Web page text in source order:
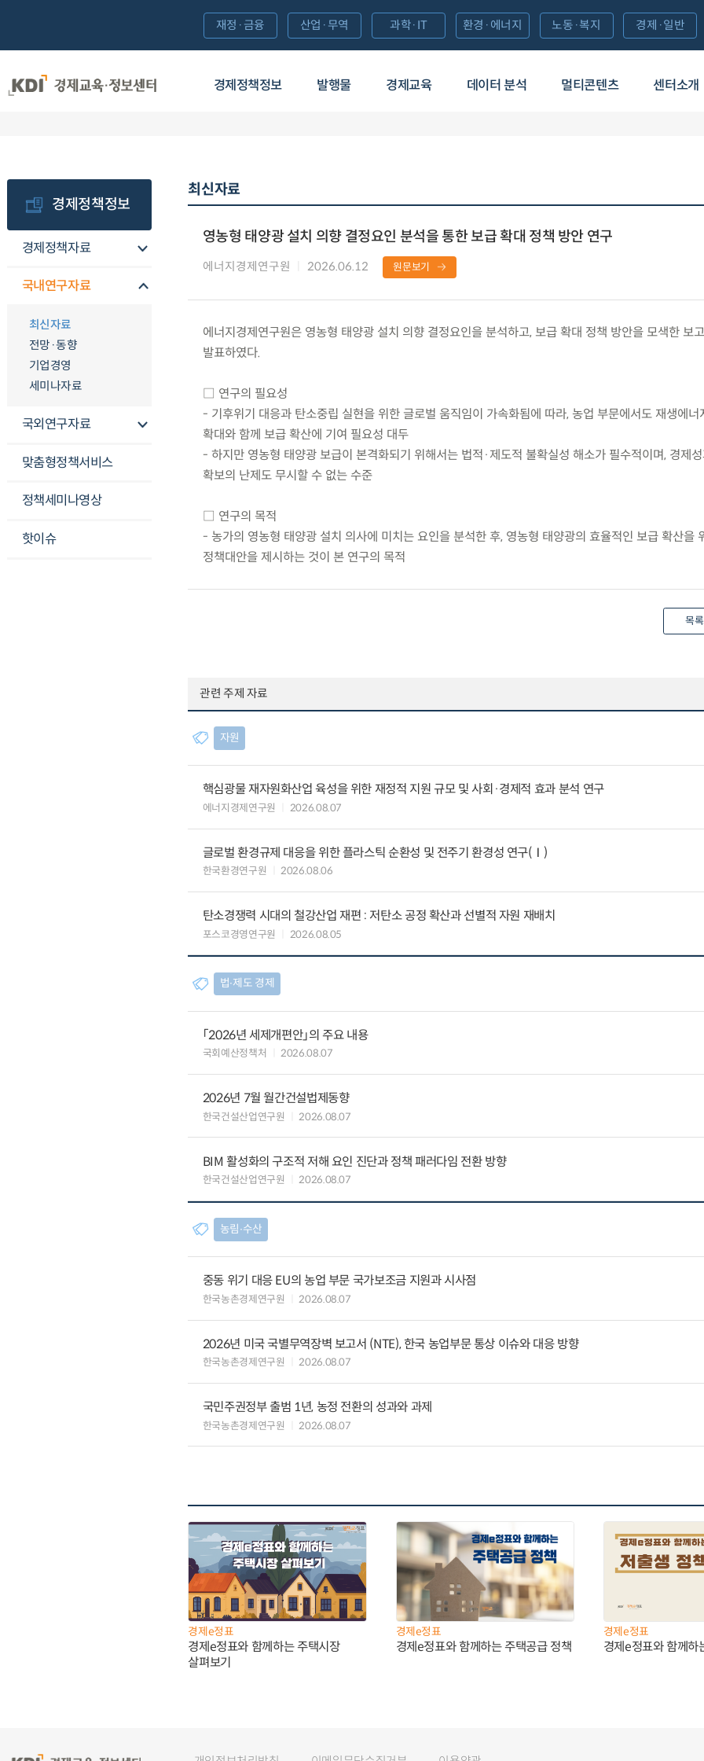
경제정책정보 발행물 경제교육 데이터 분석 멀티콘텐츠 센터소개
재정·금융 산업·무역 과학·IT 환경·에너지 노동·복지 경제·일반
경제정책정보
경제정책자료
국내연구자료
최신자료
전망·동향
기업경영
세미나자료
국외연구자료
맞춤형정책서비스
정책세미나영상
핫이슈
최신자료
영농형 태양광 설치 의향 결정요인 분석을 통한 보급 확대 정책 방안 연구
에너지경제연구원 2026.06.12 원문보기
에너지경제연구원은 영농형 태양광 설치 의향 결정요인을 분석하고, 보급 확대 정책 방안을 모색한 보
발표하였다.
□ 연구의 필요성
- 기후위기 대응과 탄소중립 실현을 위한 글로벌 움직임이 가속화됨에 따라, 농업 부문에서도 재생에너
확대와 함께 보급 확산에 기여 필요성 대두
- 하지만 영농형 태양광 보급이 본격화되기 위해서는 법적·제도적 불확실성 해소가 필수적이며, 경제
확보의 난제도 무시할 수 없는 수준
□ 연구의 목적
- 농가의 영농형 태양광 설치 의사에 미치는 요인을 분석한 후, 영농형 태양광의 효율적인 보급 확산을
정책대안을 제시하는 것이 본 연구의 목적
목
관련 주제 자료
자원
핵심광물 재자원화산업 육성을 위한 재정적 지원 규모 및 사회·경제적 효과 분석 연구
에너지경제연구원 2026.08.07
글로벌 환경규제 대응을 위한 플라스틱 순환성 및 전주기 환경성 연구(Ⅰ)
한국환경연구원 2026.08.06
탄소경쟁력 시대의 철강산업 재편 : 저탄소 공정 확산과 선별적 자원 재배치
포스코경영연구원 2026.08.05
법∙제도 경제
「2026년 세제개편안」의 주요 내용
국회예산정책처 2026.08.07
2026년 7월 월간건설법제동향
한국건설산업연구원 2026.08.07
BIM 활성화의 구조적 저해 요인 진단과 정책 패러다임 전환 방향
한국건설산업연구원 2026.08.07
농림∙수산
중동 위기 대응 EU의 농업 부문 국가보조금 지원과 시사점
한국농촌경제연구원 2026.08.07
2026년 미국 국별무역장벽 보고서 (NTE), 한국 농업부문 통상 이슈와 대응 방향
한국농촌경제연구원 2026.08.07
국민주권정부 출범 1년, 농정 전환의 성과와 과제
한국농촌경제연구원 2026.08.07
경제e정표
경제e정표와 함께하는 주택시장
살펴보기
경제e정표
경제e정표와 함께하는 주택공급 정책
경제e정표
경제e정표와 함께하